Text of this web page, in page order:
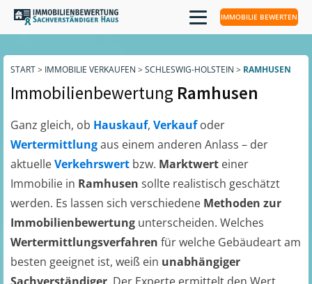
IMMOBILIE BEWERTEN
START> IMMOBILIE VERKAUFEN > SCHLESWIG-HOLSTEIN > RAMHUSEN
Immobilienbewertung Ramhusen
Ganz gleich, ob Hauskauf, Verkaufoder
Wertermittlungaus einem anderen Anlass – der
aktuelleVerkehrswert bzw. Marktwert einer
Immobilie in Ramhusen sollte realistisch geschätzt
werden. Es lassen sich verschiedene Methoden zur
Immobilienbewertung unterscheiden. Welches
Wertermittlungsverfahren für welche Gebäudeart am
besten geeignet ist, weiß ein unabhängiger